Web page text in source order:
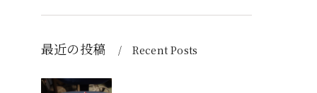
最近の投稿 Recent Posts